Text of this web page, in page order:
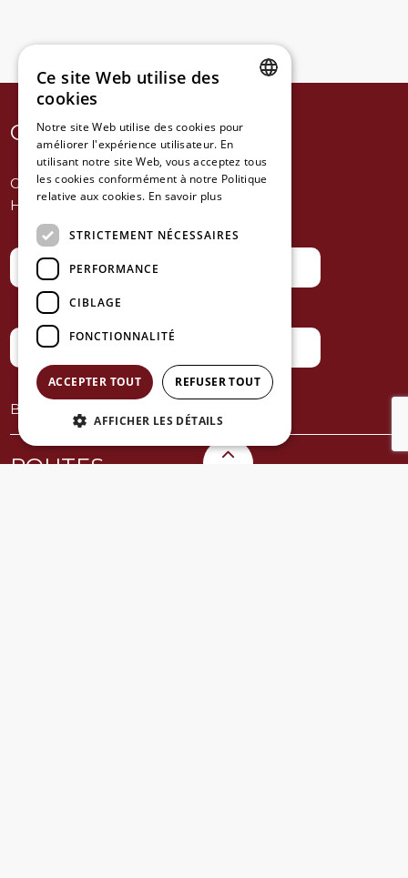
CONTACTEZ NOUS
Gent-Watertoerist
Hoogpoort 39, 9000 Gent
T: +32 (0)9 269 08 69
info@gent-watertoerist.be
BE 0462.470.165
ROUTES
FRENCH
ENGLISH
Ce site Web utilise des
cookies
Notre site Web utilise des cookies pour
améliorer l'expérience utilisateur. En
utilisant notre site Web, vous acceptez tous
les cookies conformément à notre Politique
relative aux cookies. En savoir plus
STRICTEMENT NÉCESSAIRES
PERFORMANCE
CIBLAGE
FONCTIONNALITÉ
ACCEPTER TOUT REFUSER TOUT
AFFICHER LES DÉTAILS